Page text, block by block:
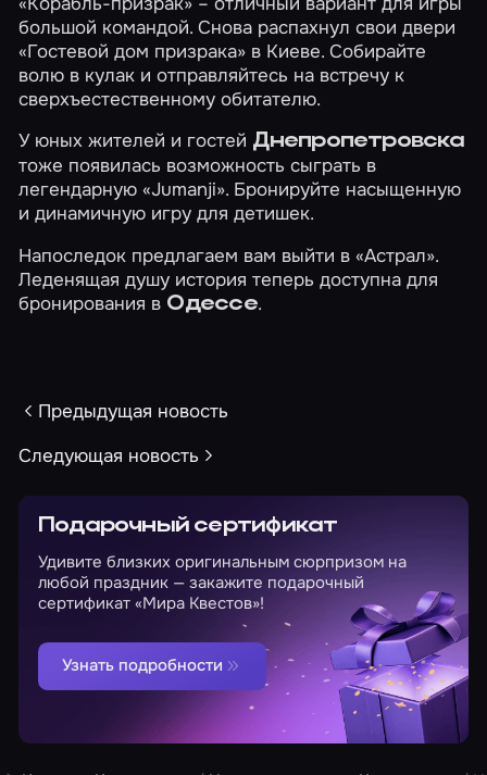
большой командой. Снова распахнул свои двери
«Гостевой дом призрака» в Киеве. Собирайте
волю в кулак и отправляйтесь на встречу к
сверхъестественному обитателю.
У юных жителей и гостей Днепропетровска
тоже появилась возможность сыграть в
легендарную«Jumanji». Бронируйте насыщенную
и динамичную игру для детишек.
Напоследок предлагаем вам выйти в«Астрал».
Леденящая душу история теперь доступна для
бронирования в Одессе.
Предыдущая новость
Следующая новость
Подарочный сертификат
Удивите близких оригинальным сюрпризом на
любой праздник — закажите подарочный
сертификат «Мира Квестов»!
Узнать подробности